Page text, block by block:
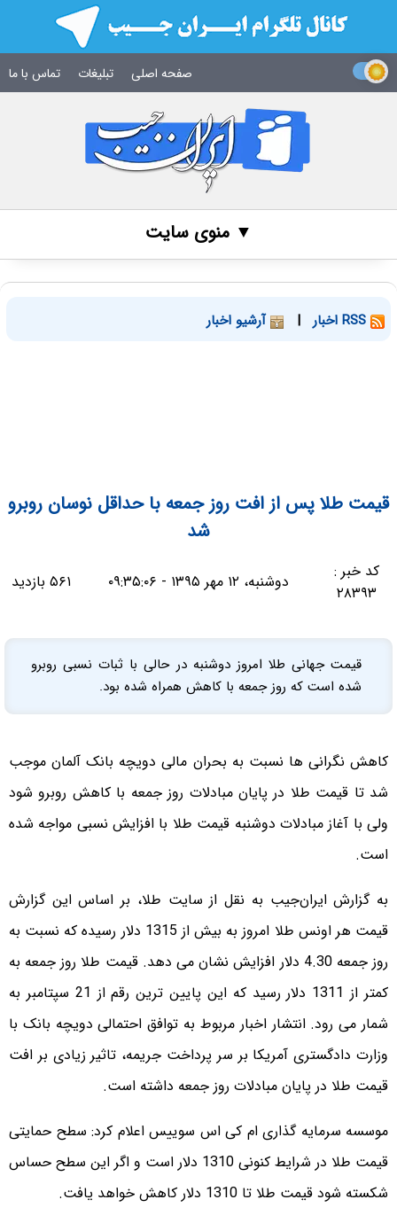
صفحه اصلی تبلیغات تماس با ما
▼ منوی سایت
| آرشیو اخبار
قیمت طلا پس از افت روز جمعه با حداقل نوسان روبرو
شد
کد خبر :
۲۸۳۹۳
دوشنبه، ۱۲ مهر ۱۳۹۵ - ۰۹:۳۵:۰۶ ۵۶۱ بازدید
قیمت جهانی طلا امروز دوشنبه در حالی با ثبات نسبی روبرو
شده است که روز جمعه با کاهش همراه شده بود.
کاهش نگرانی ها نسبت به بحران مالی دویچه بانک آلمان موجب
شد تا قیمت طلا در پایان مبادلات روز جمعه با کاهش روبرو شود
ولی با آغاز مبادلات دوشنبه قیمت طلا با افزایش نسبی مواجه شده
است.
به گزارش ایران‌جیب به نقل از سایت طلا، بر اساس این گزارش
قیمت هر اونس طلا امروز به بیش از 1315 دلار رسیده که نسبت به
روز جمعه 4.30 دلار افزایش نشان می دهد. قیمت طلا روز جمعه به
کمتر از 1311 دلار رسید که این پایین ترین رقم از 21 سپتامبر به
شمار می رود. انتشار اخبار مربوط به توافق احتمالی دویچه بانک با
وزارت دادگستری آمریکا بر سر پرداخت جریمه، تاثیر زیادی بر افت
قیمت طلا در پایان مبادلات روز جمعه داشته است.
موسسه سرمایه گذاری ام کی اس سوییس اعلام کرد: سطح حمایتی
قیمت طلا در شرایط کنونی 1310 دلار است و اگر این سطح حساس
شکسته شود قیمت طلا تا 1310 دلار کاهش خواهد یافت.